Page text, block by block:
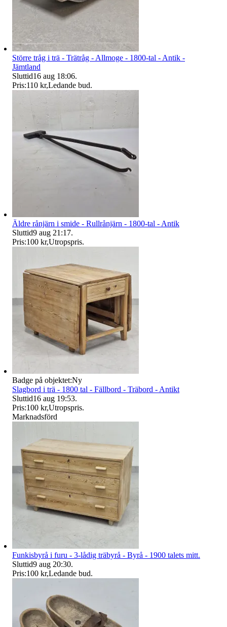
Större tråg i trä - Trätråg - Allmoge - 1800-tal - Antik -
Jämtland
Sluttid16 aug 18:06.
Pris:110 kr,Ledande bud.
Äldre rånjärn i smide - Rullrånjärn - 1800-tal - Antik
Sluttid9 aug 21:17.
Pris:100 kr,Utropspris.
Badge på objektet:Ny
Slagbord i trä - 1800 tal - Fällbord - Träbord - Antikt
Sluttid16 aug 19:53.
Pris:100 kr,Utropspris.
Marknadsförd
Funkisbyrå i furu - 3-lådig träbyrå - Byrå - 1900 talets mitt.
Sluttid9 aug 20:30.
Pris:100 kr,Ledande bud.